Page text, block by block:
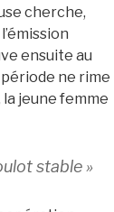
cherche,
ensuite au
ne rime
jeune femme
stable »